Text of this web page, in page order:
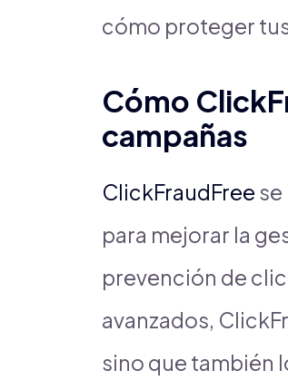
cómo proteger
Cómo
campañas
ClickFraudFree
para mejorar la
prevención de
avanzados,
sino que también